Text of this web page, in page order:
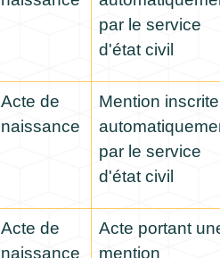
par le service
d'état civil
Acte de
naissance
Mention inscrite
par le service
d'état civil
Acte de
naissance
Acte portant
mention